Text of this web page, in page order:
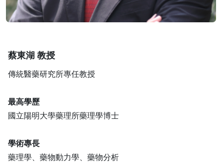
蔡東湖 教授
傳統醫藥研究所專任教授
最高學歷
國立陽明大學藥理所藥理學博士
學術專長
藥理學、藥物動力學、藥物分析